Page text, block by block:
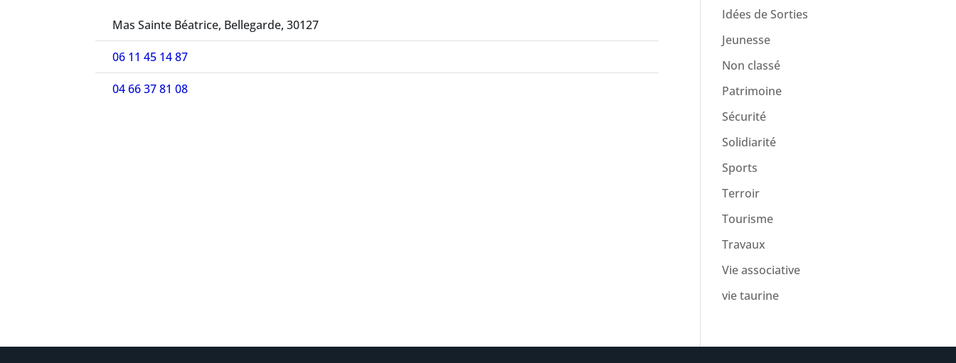
Mas Sainte Béatrice, Bellegarde, 30127
06 11 45 14 87
04 66 37 81 08
Idées de Sorties
Jeunesse
Non classé
Patrimoine
Sécurité
Solidiarité
Sports
Terroir
Tourisme
Travaux
Vie associative
vie taurine